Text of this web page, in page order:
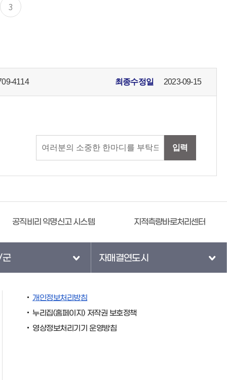
3
4114 최종수정일 2023-09-15
입력
지적측량바로처리센터
군 자매결연도시
개인정보처리방침
누리집(홈페이지) 저작권 보호정책
영상정보처리기기 운영방침